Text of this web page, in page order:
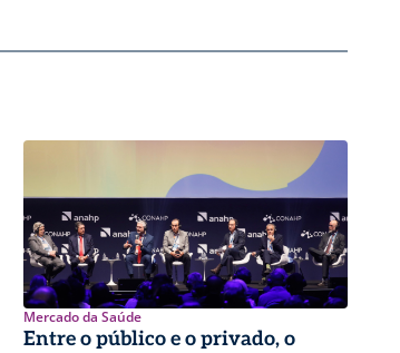
Mercado da Saúde
Entre o público e o privado, o